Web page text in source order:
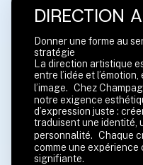
DIRECTION
Donner une forme au
stratégie
La direction artistique
entre l’idée et
l’image. Chez
notre exigence
d’expression juste :
traduisent une identité,
personnalité. Chaque
comme une
signifiante.